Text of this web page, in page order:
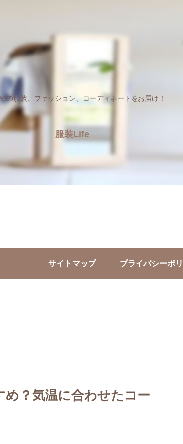
の服装、ファッション、コーディネートをお届け！
服装Life
サイトマップ プライバシーポ
？気温に合わせたコー